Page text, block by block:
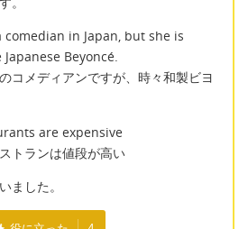
in Japan, but she is
Beyoncé.
コメディアンですが、時々和製ビヨ
are expensive
トランは値段が高い
ました。